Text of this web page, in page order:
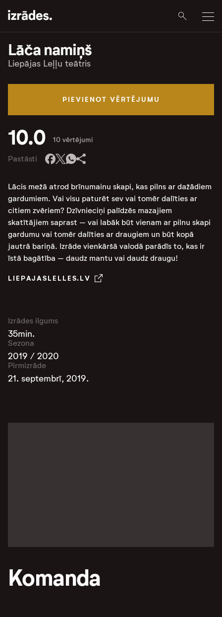
Lāča namiņš
Liepājas Leļļu teātris
PIEVIENOT VĒRTĒJUMU
10.0 10 vērtējumi
Pastāsti
Lācis mežā atrod brīnumainu skapi, kas pilns ar dažādiem
gardumiem. Vai visu paturēt sev vai tomēr dalīties ar
citiem zvēriem? Dzīvnieciņi palīdzēs mazajiem
skatītājiem saprast – vai labāk būt vienam ar pilnu skapi
gardumu vai tomēr dalīties ar draugiem un būt kopā
jautrā bariņā. Izrāde vienkāršā valodā parādīs to, kas ir
īstā bagātība – daudz mantu vai daudz draugu!
LIEPAJASLELLES.LV
Izrādes ilgums
35min.
Sezona
2019 / 2020
Pirmizrāde
21. septembrī, 2019.
Komanda